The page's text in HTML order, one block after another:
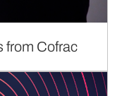
from Cofrac